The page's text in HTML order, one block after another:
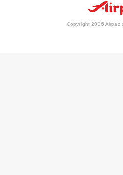
Copyright 2026